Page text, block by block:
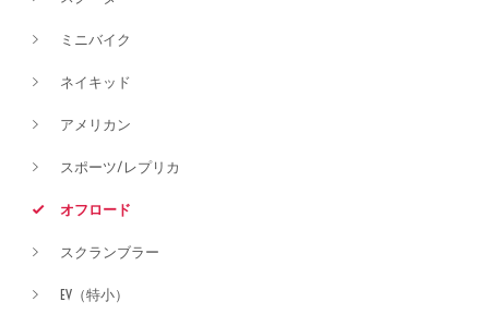
ミニバイク
ネイキッド
アメリカン
スポーツ/レプリカ
オフロード
スクランブラー
EV（特小）
価格